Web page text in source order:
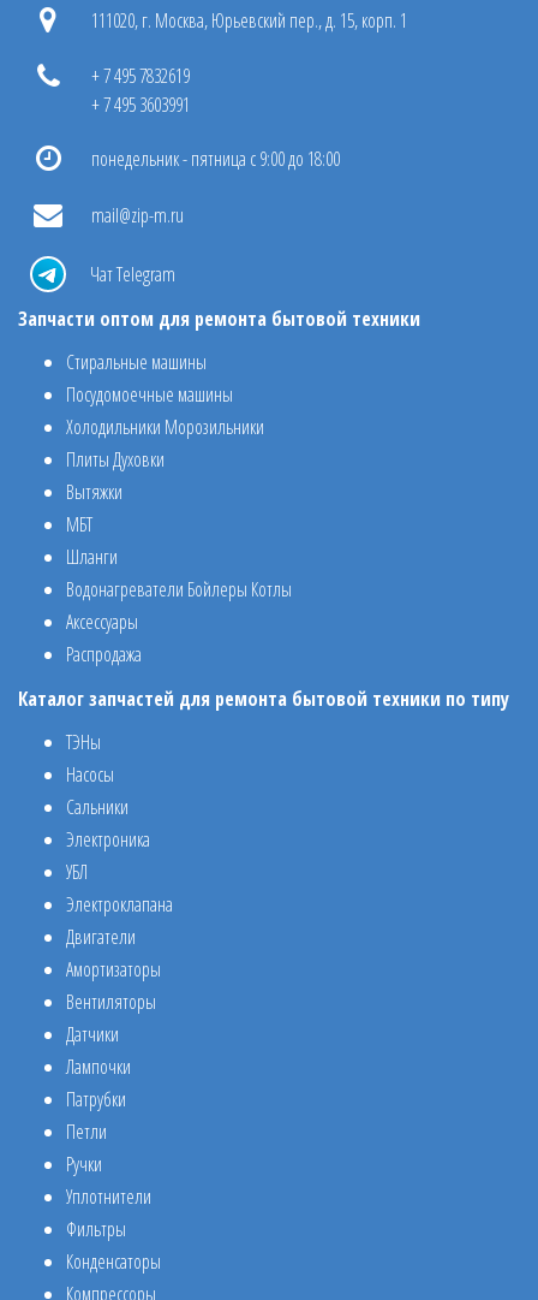
111020, г. Москва, Юрьевский пер., д. 15, корп. 1
+ 7 495 7832619
+ 7 495 3603991
понедельник - пятница с 9:00 до 18:00
mail@zip-m.ru
Чат Telegram
Запчасти оптом для ремонта бытовой техники
Стиральные машины
Посудомоечные машины
Холодильники Морозильники
Плиты Духовки
Вытяжки
МБТ
Шланги
Водонагреватели Бойлеры Котлы
Аксессуары
Распродажа
Каталог запчастей для ремонта бытовой техники по типу
ТЭНы
Насосы
Сальники
Электроника
УБЛ
Электроклапана
Двигатели
Амортизаторы
Вентиляторы
Датчики
Лампочки
Патрубки
Петли
Ручки
Уплотнители
Фильтры
Конденсаторы
Компрессоры